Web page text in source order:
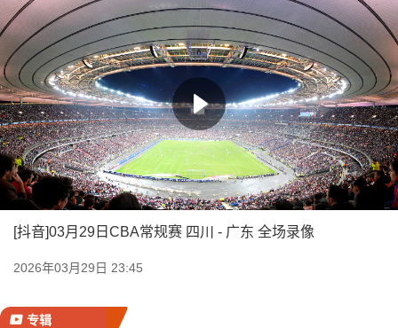
[抖音]03月29日CBA常规赛 四川 - 广东 全场录像
2026年03月29日 23:45
专辑